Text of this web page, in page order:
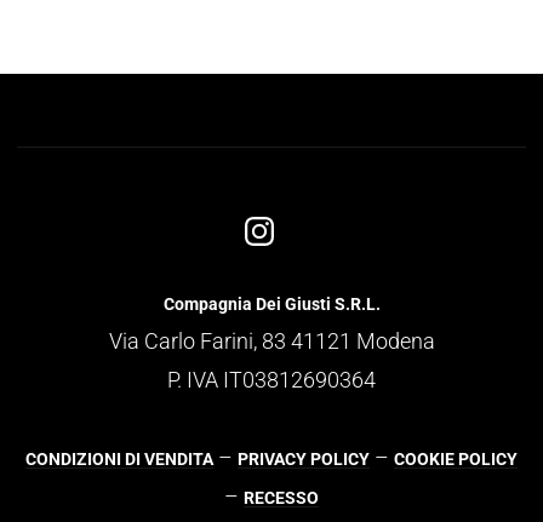
Compagnia Dei Giusti S.R.L.
Via Carlo Farini, 83 41121 Modena
P. IVA IT03812690364
CONDIZIONI DI VENDITA – PRIVACY POLICY – COOKIE POLICY
– RECESSO